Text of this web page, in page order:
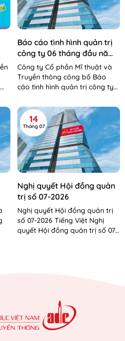
Báo cáo tình hình quản trị
công ty 06 tháng đầu năm
2026
Công ty Cổ phần Mĩ thuật và
Truyền thông công bố Báo
cáo tình hình quản trị công ty
cáo tình hình QTCT 06 tháng...
14
Tháng 07
Nghị quyết Hội đồng quản
trị số 07-2026
Nghị quyết Hội đồng quản trị
số 07-2026 Tiếng Việt Nghị
quyết Hội đồng quản trị số 07-